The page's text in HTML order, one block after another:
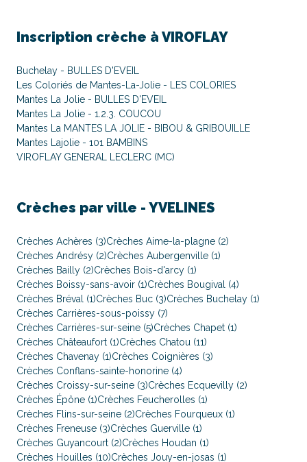
Inscription crèche à VIROFLAY
Buchelay - BULLES D'EVEIL
Les Coloriés de Mantes-La-Jolie - LES COLORIES
Mantes La Jolie - BULLES D'EVEIL
Mantes La Jolie - 1.2.3. COUCOU
Mantes La MANTES LA JOLIE - BIBOU & GRIBOUILLE
Mantes Lajolie - 101 BAMBINS
VIROFLAY GENERAL LECLERC (MC)
Crèches par ville - YVELINES
Crèches Achères (3)Crèches Aime-la-plagne (2)
Crèches Andrésy (2)Crèches Aubergenville (1)
Crèches Bailly (2)Crèches Bois-d'arcy (1)
Crèches Boissy-sans-avoir (1)Crèches Bougival (4)
Crèches Bréval (1)Crèches Buc (3)Crèches Buchelay (1)
Crèches Carrières-sous-poissy (7)
Crèches Carrières-sur-seine (5)Crèches Chapet (1)
Crèches Châteaufort (1)Crèches Chatou (11)
Crèches Chavenay (1)Crèches Coignières (3)
Crèches Conflans-sainte-honorine (4)
Crèches Croissy-sur-seine (3)Crèches Ecquevilly (2)
Crèches Épône (1)Crèches Feucherolles (1)
Crèches Flins-sur-seine (2)Crèches Fourqueux (1)
Crèches Freneuse (3)Crèches Guerville (1)
Crèches Guyancourt (2)Crèches Houdan (1)
Crèches Houilles (10)Crèches Jouy-en-josas (1)